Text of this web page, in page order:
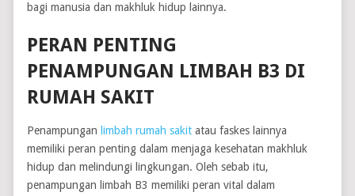
bagi manusia dan makhluk hidup lainnya.
PERAN PENTING
PENAMPUNGAN LIMBAH B3 DI
RUMAH SAKIT
Penampungan limbah rumah sakit atau faskes lainnya
memiliki peran penting dalam menjaga kesehatan makhluk
hidup dan melindungi lingkungan. Oleh sebab itu,
penampungan limbah B3 memiliki peran vital dalam